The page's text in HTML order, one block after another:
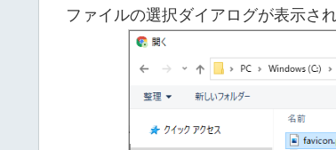
ファイルの選択ダイアログが表示さ